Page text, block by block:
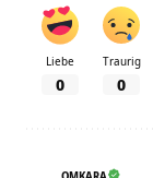
Liebe
0
Traurig
0